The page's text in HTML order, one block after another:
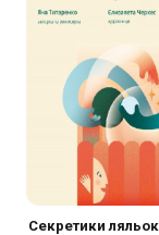
Секретики ляльок